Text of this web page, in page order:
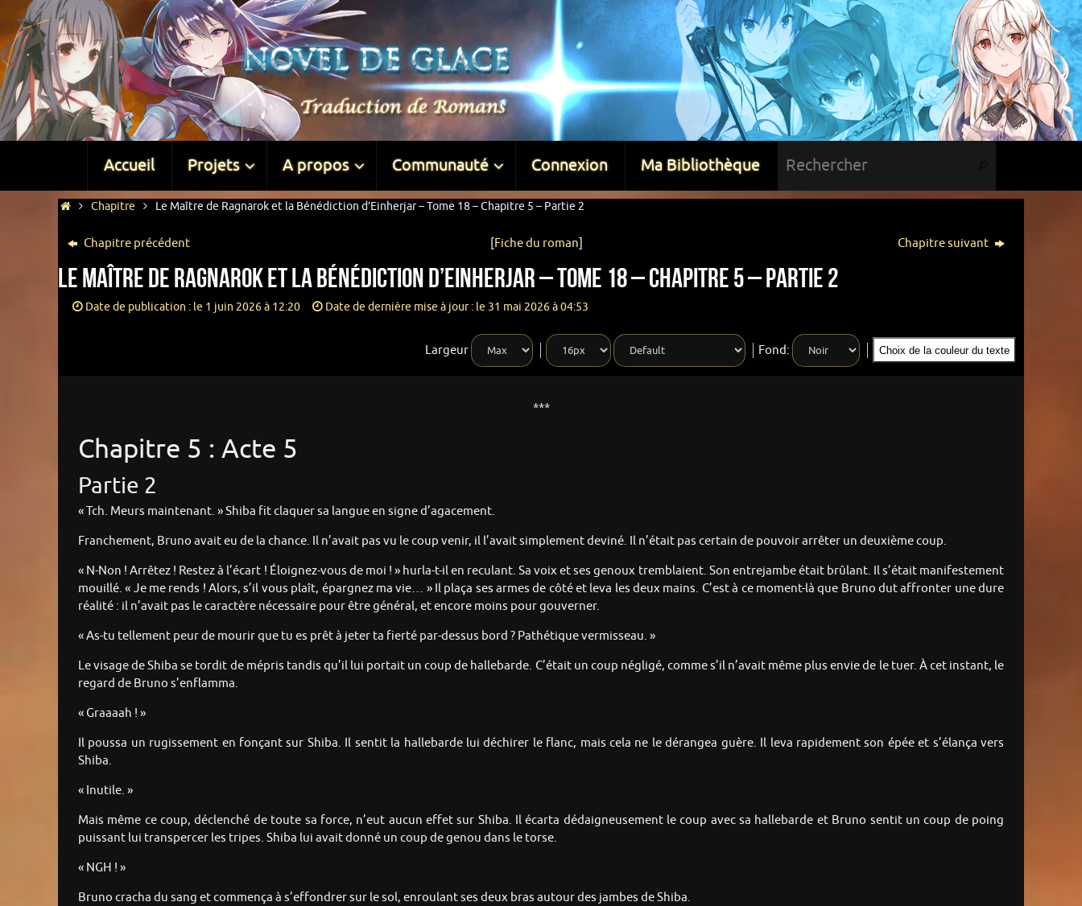
Accueil Projets A propos Communauté Connexion Ma Bibliothèque
Chapitre Le Maître de Ragnarok et la Bénédiction d’Einherjar – Tome 18 – Chapitre 5 – Partie 2
Chapitre précédent [Fiche du roman] Chapitre suivant
Le Maître de Ragnarok et la Bénédiction d’Einherjar – Tome 18 – Chapitre 5 – Partie 2
Date de publication : le 1 juin 2026 à 12:20 Date de dernière mise à jour : le 31 mai 2026 à 04:53
Largeur Fond: Choix de la couleur du texte
***
Chapitre 5 : Acte 5
Partie 2
« Tch. Meurs maintenant. » Shiba fit claquer sa langue en signe d’agacement.
Franchement, Bruno avait eu de la chance. Il n’avait pas vu le coup venir, il l’avait simplement deviné. Il n’était pas certain de pouvoir arrêter un deuxième coup.
« N-Non ! Arrêtez ! Restez à l’écart ! Éloignez-vous de moi ! » hurla-t-il en reculant. Sa voix et ses genoux tremblaient. Son entrejambe était brûlant. Il s’était manifestement
mouillé. « Je me rends ! Alors, s’il vous plaît, épargnez ma vie… » Il plaça ses armes de côté et leva les deux mains. C’est à ce moment-là que Bruno dut affronter une dure
réalité : il n’avait pas le caractère nécessaire pour être général, et encore moins pour gouverner.
« As-tu tellement peur de mourir que tu es prêt à jeter ta fierté par-dessus bord ? Pathétique vermisseau. »
Le visage de Shiba se tordit de mépris tandis qu’il lui portait un coup de hallebarde. C’était un coup négligé, comme s’il n’avait même plus envie de le tuer. À cet instant, le
regard de Bruno s’enflamma.
« Graaaah ! »
Il poussa un rugissement en fonçant sur Shiba. Il sentit la hallebarde lui déchirer le flanc, mais cela ne le dérangea guère. Il leva rapidement son épée et s’élança vers
Shiba.
« Inutile. »
Mais même ce coup, déclenché de toute sa force, n’eut aucun effet sur Shiba. Il écarta dédaigneusement le coup avec sa hallebarde et Bruno sentit un coup de poing
puissant lui transpercer les tripes. Shiba lui avait donné un coup de genou dans le torse.
« NGH ! »
Bruno cracha du sang et commença à s’effondrer sur le sol, enroulant ses deux bras autour des jambes de Shiba.